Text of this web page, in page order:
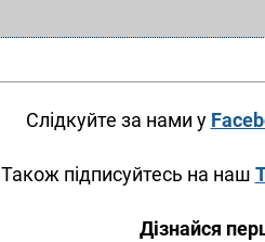
Слідкуйте за нами у
Також підписуйтесь на наш
Дізнайся